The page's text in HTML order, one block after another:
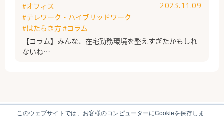
このウェブサイトでは、お客様のコンピューターにCookieを保存しま
【コラム】みんな、在宅勤務環境を整えすぎたかもしれ
ないね…
#オフィス
#テレワーク・ハイブリッドワーク
#はたらき方#コラム
2023.11.09